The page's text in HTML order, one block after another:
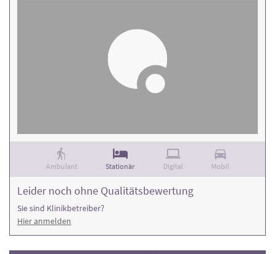
Ambulant Stationär Digital Mobil
Leider noch ohne Qualitätsbewertung
Sie sind Klinikbetreiber?
Hier anmelden